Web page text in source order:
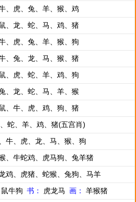
、虎、兔、羊、猴、鸡
、龙、蛇、马、鸡、猪
、虎、兔、羊、猴、狗
、兔、龙、马、猴、猪
、虎、蛇、羊、鸡、狗
、龙、蛇、马、羊、猴
、牛、虎、鸡、狗、猪
蛇、羊、鸡、猪(五宫肖)
牛、虎、龙、马、猴、狗
、牛蛇鸡、虎马狗、兔羊猪
鸡、虎猪、蛇猴、兔狗、马羊
鼠牛狗 书： 虎龙马 画： 羊猴猪